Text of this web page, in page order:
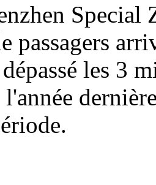
passagers
les 3